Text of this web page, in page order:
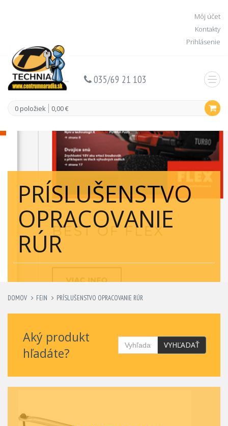
Môj účet
Kontakty
Prihlásenie
0 položiek 0,00 €
035/69 21 103
PRÍSLUŠENSTVO
OPRACOVANIE
RÚR
DOMOV FEIN PRÍSLUŠENSTVO OPRACOVANIE RÚR
Aký produkt
hľadáte?
VYHĽADAŤ